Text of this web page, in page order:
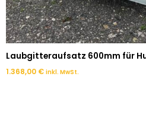
Laubgitteraufsatz 600mm für
1.368,00 € inkl. MwSt.